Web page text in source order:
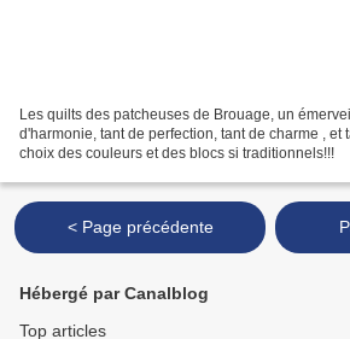
Les quilts des patcheuses de Brouage, un
d'harmonie, tant de perfection, tant de charme , et
choix des couleurs et des blocs si traditionnels!!!
< Page précédente
Hébergé par Canalblog
Top articles